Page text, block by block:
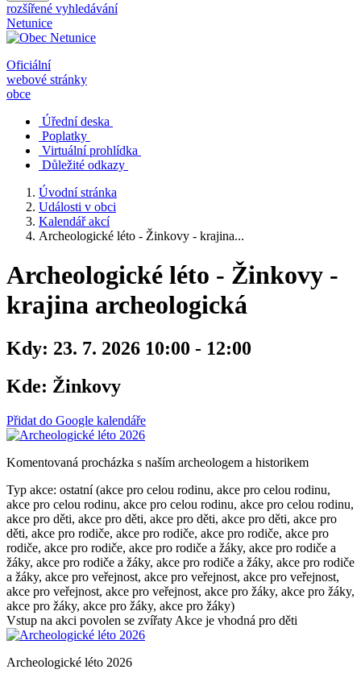
rozšířené vyhledávání
Netunice
Oficiální
webové stránky
obce
Úřední deska
Poplatky
Virtuální prohlídka
Důležité odkazy
Úvodní stránka
Události v obci
Kalendář akcí
Archeologické léto - Žinkovy - krajina...
Archeologické léto - Žinkovy -
krajina archeologická
Kdy: 23. 7. 2026 10:00 - 12:00
Kde: Žinkovy
Přidat do Google kalendáře
Komentovaná procházka s naším archeologem a historikem
Typ akce: ostatní (akce pro celou rodinu, akce pro celou rodinu,
akce pro celou rodinu, akce pro celou rodinu, akce pro celou rodinu,
akce pro děti, akce pro děti, akce pro děti, akce pro děti, akce pro
děti, akce pro rodiče, akce pro rodiče, akce pro rodiče, akce pro
rodiče, akce pro rodiče, akce pro rodiče a žáky, akce pro rodiče a
žáky, akce pro rodiče a žáky, akce pro rodiče a žáky, akce pro rodiče
a žáky, akce pro veřejnost, akce pro veřejnost, akce pro veřejnost,
akce pro veřejnost, akce pro veřejnost, akce pro žáky, akce pro žáky,
akce pro žáky, akce pro žáky, akce pro žáky)
Vstup na akci povolen se zvířaty Akce je vhodná pro děti
Archeologické léto 2026